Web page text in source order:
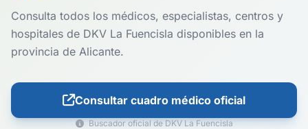
Consulta todos los médicos, especialistas, centros y
hospitales de DKV La Fuencisla disponibles en la
provincia de Alicante.
Consultar cuadro médico oficial
Buscador oficial de DKV La Fuencisla